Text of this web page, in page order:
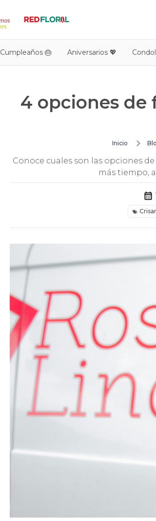
Cumpleaños 🎂 Aniversarios 💖
4 opciones de
Inicio
Conoce cuales son las opciones
más tiempo,